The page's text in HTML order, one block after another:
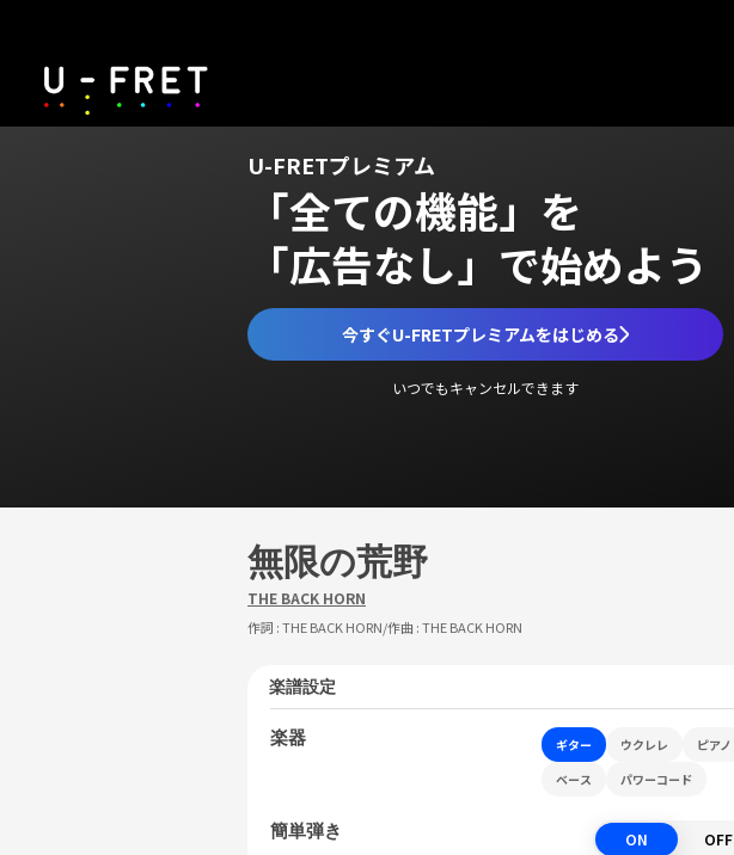
U-FRETプレミアム
「全ての機能」を
「広告なし」で始めよう
今すぐU-FRETプレミアムをはじめる
いつでもキャンセルできます
無限の荒野
THE BACK HORN
作詞 :THE BACK HORN/作曲 :THE BACK HORN
楽譜設定
楽器 ギター ウクレレ
ピアノ
ベース
パワーコード
簡単弾き ON OFF